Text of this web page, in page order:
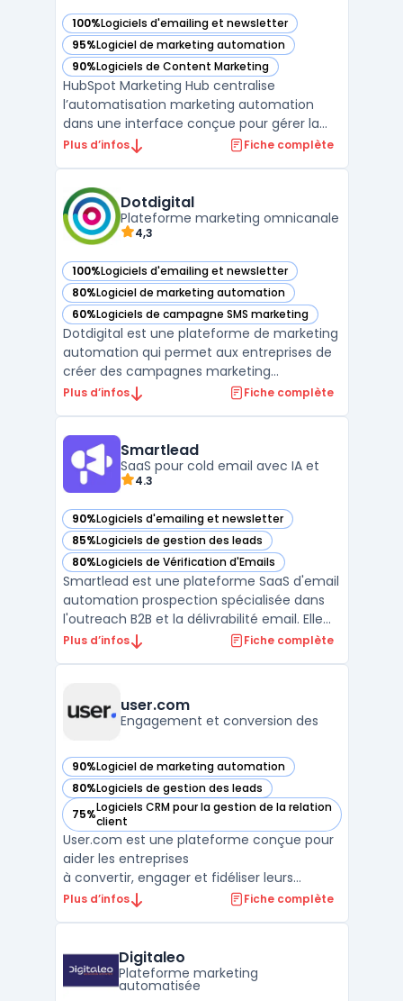
100%Logiciels d'emailing et newsletter
— voir HubSpot Marketing Hub dans cette catégorie
95%Logiciel de marketing automation
— voir HubSpot Marketing Hub dans cette catégorie
90%Logiciels de Content Marketing
— voir HubSpot Marketing Hub dans cette catégorie
HubSpot Marketing Hub centralise
l’automatisation marketing automation
dans une interface conçue pour gérer la
génération de prospects et la mesure de la
tailles recherchant un outil pour
coordonner les actions omni‑chann ...
Plus d’infos Fiche complète
Dotdigital
Plateforme marketing omnicanale
4,3
100%Logiciels d'emailing et newsletter
— voir Dotdigital dans cette catégorie
80%Logiciel de marketing automation
— voir Dotdigital dans cette catégorie
60%Logiciels de campagne SMS marketing
— voir Dotdigital dans cette catégorie
Dotdigital est une plateforme de marketing
automation qui permet aux entreprises de
créer des campagnes marketing
personnalisées et hautement ciblées. Avec
intégrés, Dotdigital offre une solution de
marketing to ...
Plus d’infos Fiche complète
Smartlead
SaaS pour cold email avec IA et
4.3
90%Logiciels d'emailing et newsletter
— voir Smartlead dans cette catégorie
85%Logiciels de gestion des leads
— voir Smartlead dans cette catégorie
80%Logiciels de Vérification d'Emails
— voir Smartlead dans cette catégorie
Smartlead est une plateforme SaaS d'email
automation prospection spécialisée dans
l'outreach B2B et la délivrabilité email. Elle
centralise la gestion des comptes email
Plus d’infos Fiche complète
user.com
Engagement et conversion des
90%Logiciel de marketing automation
— voir user.com dans cette catégorie
80%Logiciels de gestion des leads
— voir user.com dans cette catégorie
75%Logiciels CRM pour la gestion de la relation
client
— voir user.com dans cette catégorie
User.com est une plateforme conçue pour
aider les entreprises
à convertir, engager et fidéliser leurs
utilisateurs. Grâce à une
le bon canal au bon utilisateur, au moment
opportun. User.com offre une
meilleure compréhension ...
Plus d’infos Fiche complète
Digitaleo
Plateforme marketing
automatisée